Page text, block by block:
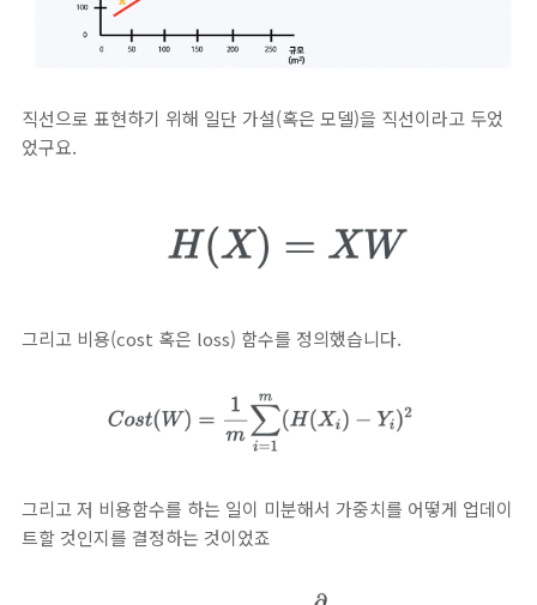
직선으로 표현하기 위해 일단 가설(혹은 모델)을 직선이라고 두었
었구요.
그리고 비용(cost 혹은 loss) 함수를 정의했습니다.
그리고 저 비용함수를 하는 일이 미분해서 가중치를 어떻게 업데이
트할 것인지를 결정하는 것이었죠